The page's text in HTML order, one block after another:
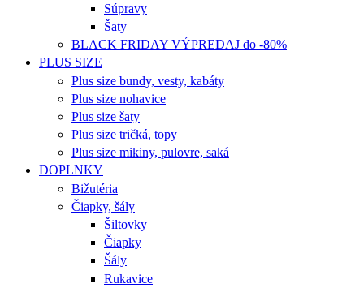
Súpravy
Šaty
BLACK FRIDAY VÝPREDAJ do -80%
PLUS SIZE
Plus size bundy, vesty, kabáty
Plus size nohavice
Plus size šaty
Plus size tričká, topy
Plus size mikiny, pulovre, saká
DOPLNKY
Bižutéria
Čiapky, šály
Šiltovky
Čiapky
Šály
Rukavice